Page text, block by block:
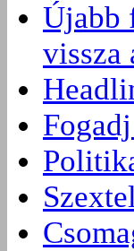
Újabb
vissza